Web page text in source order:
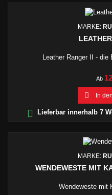
MARKE:
Leather Ranger II - die
Ab
 In
 Lieferbar innerhalb 7
MARKE:
WENDEWESTE MIT
Wendeweste mit